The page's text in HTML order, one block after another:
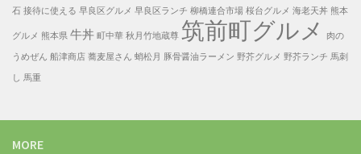
石 接待に使える 早良区グルメ 早良区ランチ 柳橋連合市場 桜台グルメ 海老天丼 熊本
グルメ 熊本県 牛丼 町中華 秋月竹地蔵尊 筑前町グルメ
肉の
うめぜん 船津商店 蕎麦屋さん 蛸松月 豚骨醤油ラーメン 野芥グルメ 野芥ランチ 馬刺
し 馬重
MORE